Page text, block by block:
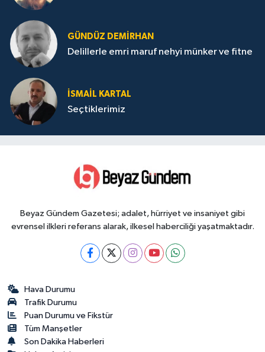
GÜNDÜZ DEMIRHAN
Delillerle emri maruf nehyi münker ve fitne
İSMAIL KARTAL
Seçtiklerimiz
Beyaz Gündem Gazetesi; adalet, hürriyet ve insaniyet gibi
evrensel ilkleri referans alarak, ilkesel haberciliği yaşatmaktadır.
Hava Durumu
Trafik Durumu
Puan Durumu ve Fikstür
Tüm Manşetler
Son Dakika Haberleri